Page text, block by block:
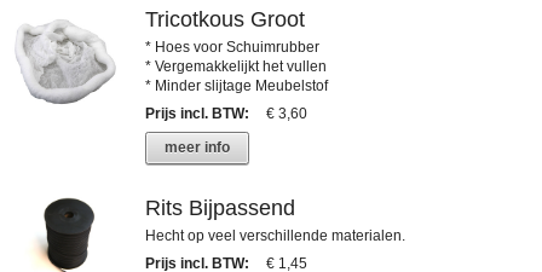
Tricotkous Groot
* Hoes voor Schuimrubber
* Vergemakkelijkt het vullen
* Minder slijtage Meubelstof
Prijs incl. BTW:
€ 3,60
meer info
Rits Bijpassend
Hecht op veel verschillende materialen.
Prijs incl. BTW: € 1,45